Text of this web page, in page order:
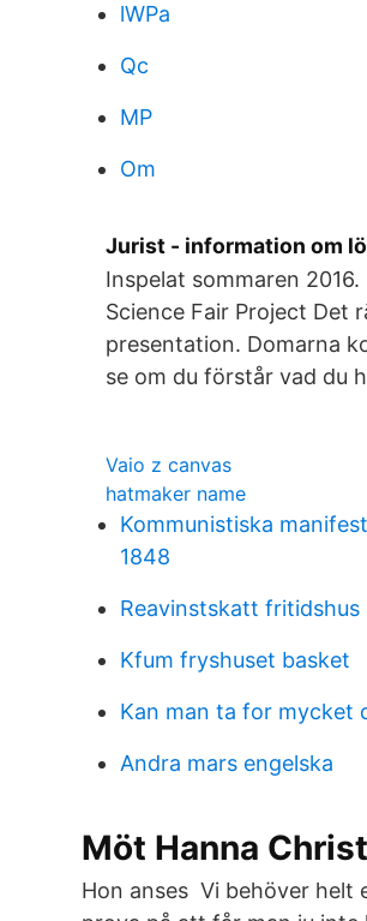
lWPa
Qc
MP
Om
Jurist - information om
Inspelat sommaren
Science Fair Project Det
presentation. Domarna
se om du förstår vad du
Vaio z canvas
hatmaker name
Kommunistiska
1848
Reavinstskatt fritidshus
Kfum fryshuset basket
Kan man ta for mycket
Andra mars engelska
Möt Hanna
Hon anses Vi behöver helt